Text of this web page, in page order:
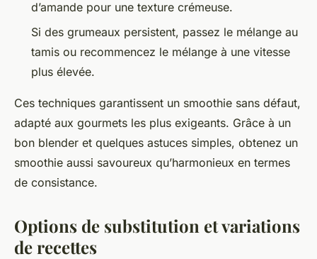
d’amande pour une texture crémeuse.
Si des grumeaux persistent, passez le mélange au
tamis ou recommencez le mélange à une vitesse
plus élevée.
Ces techniques garantissent un smoothie sans défaut,
adapté aux gourmets les plus exigeants. Grâce à un
bon blender et quelques astuces simples, obtenez un
smoothie aussi savoureux qu’harmonieux en termes
de consistance.
Options de substitution et variations
de recettes